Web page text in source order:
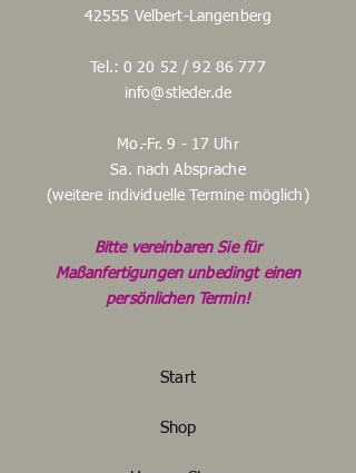
42555 Velbert-Langenberg
Tel.: 0 20 52 /92 86 777
info@stleder.de
Mo.-Fr. 9 - 17 Uhr
Sa. nach Absprache
(weitere individuelle Termine möglich)
Bitte vereinbaren Sie für
Maßanfertigungen unbedingt einen
persönlichen Termin!
Start
Shop